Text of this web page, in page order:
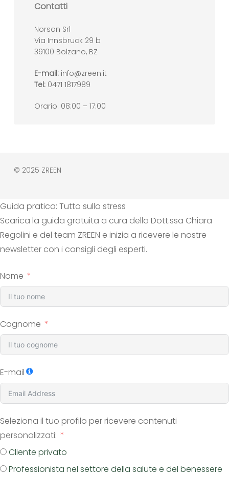
Contatti
Norsan Srl
Via Innsbruck 29 b
39100 Bolzano, BZ
E-mail: info@zreen.it
Tel: 0471 1817989
Orario: 08:00 – 17:00
© 2025 ZREEN
Guida pratica: Tutto sullo stress
Scarica la guida gratuita a cura della Dott.ssa Chiara
Regolini e del team ZREEN e inizia a ricevere le nostre
newsletter con i consigli degli esperti.
Nome
Cognome
E-mail
Seleziona il tuo profilo per ricevere contenuti
personalizzati:
Cliente privato
Professionista nel settore della salute e del benessere